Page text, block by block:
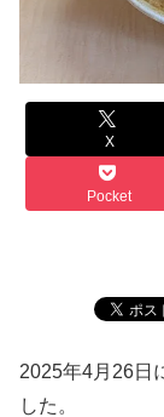
X
Pocket
2025年4月26日
した。